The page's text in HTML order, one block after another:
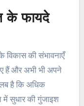
के फायदे
विकास की संभावनाएँ
हैं और अभी भी अपने
है कि अधिक
सुधार की गुंजाइश